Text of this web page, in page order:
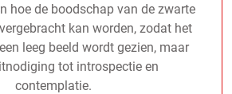
hoe de boodschap van de zwarte
kan worden, zodat het
leeg beeld wordt gezien, maar
tot introspectie en
contemplatie.